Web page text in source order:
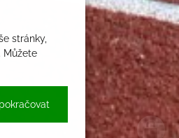
stránky,
Můžete